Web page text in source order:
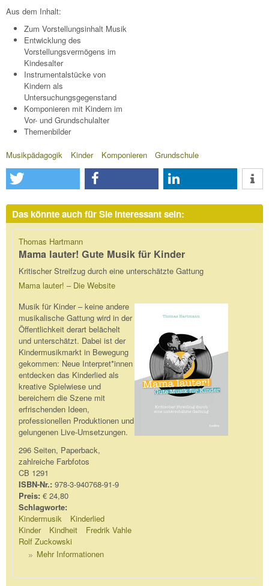
Aus dem Inhalt:
Zum Vorstellungsinhalt Musik
Entwicklung des
Vorstellungsvermögens im
Kindesalter
Instrumentalstücke von
Kindern als
Untersuchungsgegenstand
Komponieren mit Kindern im
Vor- und Grundschulalter
Themenbilder
Musikpädagogik Kinder Komponieren Grundschule
Das könnte auch für Sie interessant sein:
Thomas Hartmann
Mama lauter! Gute Musik für Kinder
Kritischer Streifzug durch eine unterschätzte Gattung
Mama lauter! – Die Website
Musik für Kinder – keine andere
musikalische Gattung wird in der
Öffentlichkeit derart belächelt
und unterschätzt. Dabei ist der
Kindermusikmarkt in Bewegung
gekommen: Neue Interpret*innen
entdecken das Kinderlied als
kreative Spielwiese und
bereichern die Szene mit
erfrischenden Ideen,
professionellen Produktionen und
gelungenen Live-Umsetzungen.
296 Seiten, Paperback,
zahlreiche Farbfotos
CB 1291
ISBN-Nr.: 978-3-940768-91-9
Preis: € 24,80
Schlagworte:
Kindermusik
Kinderlied
Kinder
Kindheit
Fredrik Vahle
Rolf Zuckowski
Mehr Informationen